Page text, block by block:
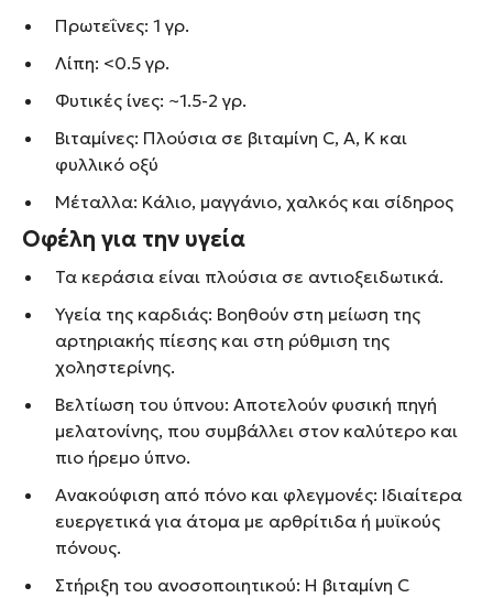
Πρωτεΐνες: 1 γρ.
Λίπη: <0.5 γρ.
Φυτικές ίνες: ~1.5-2 γρ.
Βιταμίνες: Πλούσια σε βιταμίνη C, Α, Κ και
φυλλικό οξύ
Μέταλλα: Κάλιο, μαγγάνιο, χαλκός και σίδηρος
Οφέλη για την υγεία
Τα κεράσια είναι πλούσια σε αντιοξειδωτικά.
Υγεία της καρδιάς: Βοηθούν στη μείωση της
αρτηριακής πίεσης και στη ρύθμιση της
χοληστερίνης.
Βελτίωση του ύπνου: Αποτελούν φυσική πηγή
μελατονίνης, που συμβάλλει στον καλύτερο και
πιο ήρεμο ύπνο.
Ανακούφιση από πόνο και φλεγμονές: Ιδιαίτερα
ευεργετικά για άτομα με αρθρίτιδα ή μυϊκούς
πόνους.
Στήριξη του ανοσοποιητικού: Η βιταμίνη C